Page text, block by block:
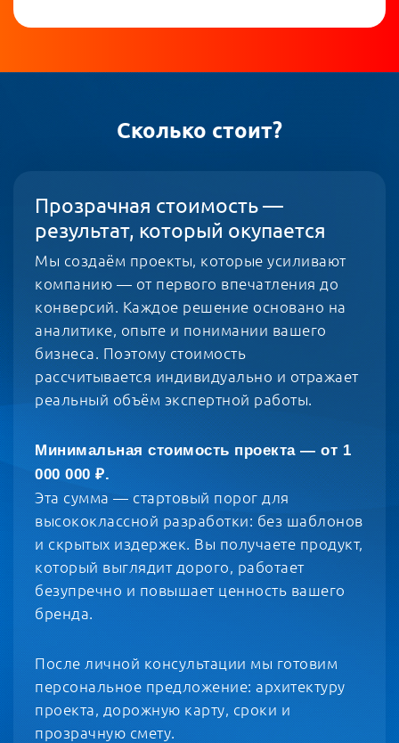
Сколько стоит?
Прозрачная стоимость —
результат, который окупается
Мы создаём проекты, которые усиливают
компанию — от первого впечатления до
конверсий. Каждое решение основано на
аналитике, опыте и понимании вашего
бизнеса. Поэтому стоимость
рассчитывается индивидуально и отражает
реальный объём экспертной работы.
Минимальная стоимость проекта — от 1
000 000 ₽.
Эта сумма — стартовый порог для
высококлассной разработки: без шаблонов
и скрытых издержек. Вы получаете продукт,
который выглядит дорого, работает
безупречно и повышает ценность вашего
бренда.
После личной консультации мы готовим
персональное предложение: архитектуру
проекта, дорожную карту, сроки и
прозрачную смету.